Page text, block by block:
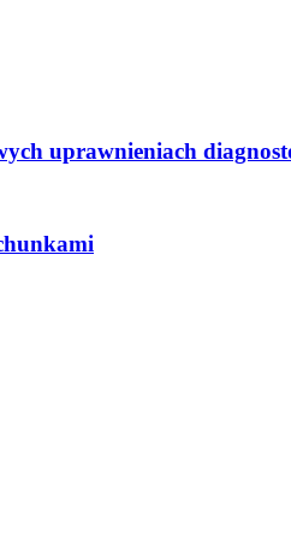
uprawnieniach